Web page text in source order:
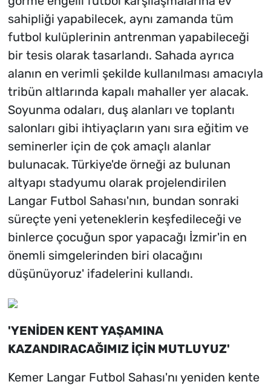
sahipliği yapabilecek, aynı zamanda tüm
futbol kulüplerinin antrenman yapabileceği
bir tesis olarak tasarlandı. Sahada ayrıca
alanın en verimli şekilde kullanılması amacıyla
tribün altlarında kapalı mahaller yer alacak.
Soyunma odaları, duş alanları ve toplantı
salonları gibi ihtiyaçların yanı sıra eğitim ve
seminerler için de çok amaçlı alanlar
bulunacak. Türkiye'de örneği az bulunan
altyapı stadyumu olarak projelendirilen
Langar Futbol Sahası'nın, bundan sonraki
süreçte yeni yeteneklerin keşfedileceği ve
binlerce çocuğun spor yapacağı İzmir'in en
önemli simgelerinden biri olacağını
düşünüyoruz' ifadelerini kullandı.
'YENİDEN KENT YAŞAMINA
KAZANDIRACAĞIMIZ İÇİN MUTLUYUZ'
Kemer Langar Futbol Sahası'nı yeniden kente